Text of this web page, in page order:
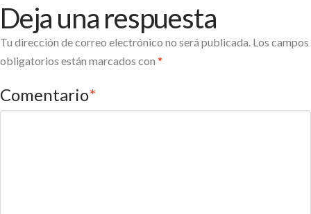
Deja una respuesta
Tu dirección de correo electrónico no será publicada. Los campos
obligatorios están marcados con *
Comentario*